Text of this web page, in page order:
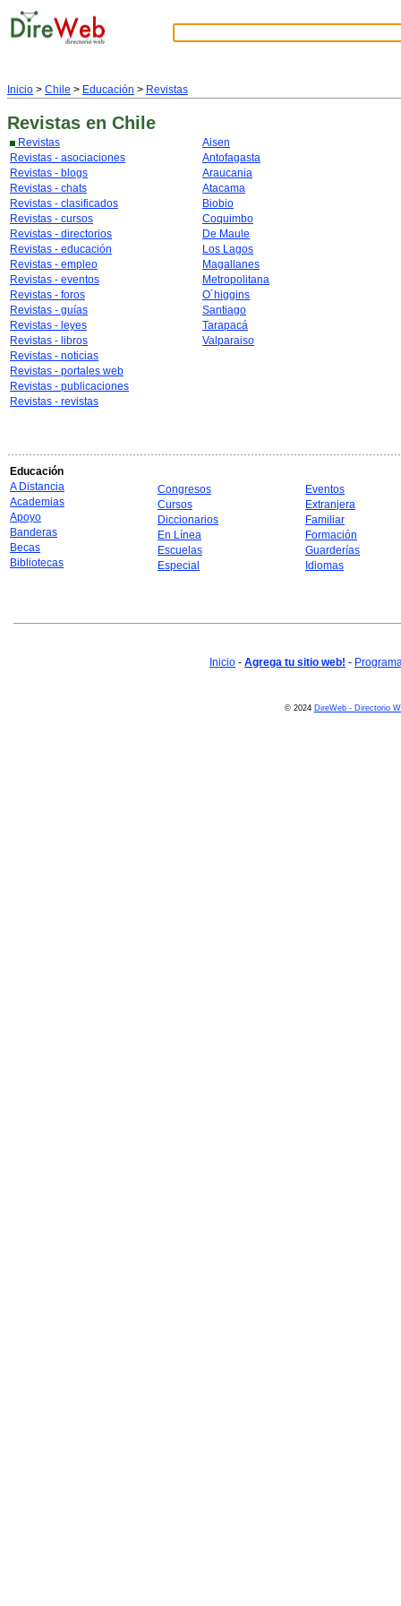
Inicio > Chile > Educación > Revistas
Revistas en Chile
Revistas
Revistas - asociaciones
Revistas - blogs
Revistas - chats
Revistas - clasificados
Revistas - cursos
Revistas - directorios
Revistas - educación
Revistas - empleo
Revistas - eventos
Revistas - foros
Revistas - guías
Revistas - leyes
Revistas - libros
Revistas - noticias
Revistas - portales web
Revistas - publicaciones
Revistas - revistas
Aisen
Antofagasta
Araucania
Atacama
Biobio
Coquimbo
De Maule
Los Lagos
Magallanes
Metropolitana
O´higgins
Santiago
Tarapacá
Valparaiso
Educación
A Distancia
Academias
Apoyo
Banderas
Becas
Bibliotecas
Congresos
Cursos
Diccionarios
En Línea
Escuelas
Especial
Eventos
Extranjera
Familiar
Formación
Guarderías
Idiomas
Inicio - Agrega tu sitio web! -
© 2024 DireWeb - Directorio